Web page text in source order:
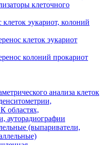
клеточного
эукариот, колоний
клеток эукариот
колоний прокариот
анализа клеток
областях,
ауторадиографии
(выпариватели,